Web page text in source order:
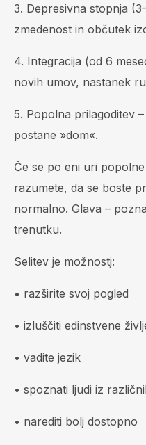
3. Depresivna stopnja
zmedenost in občutek
4. Integracija (od 6
novih umov, nastanek
5. Popolna prilagoditev
postane »dom«.
Če se po eni uri
razumete, da se boste
normalno. Glava –
trenutku.
Selitev je možnostj:
• razširite svoj pogled
• izluščiti edinstvene
• vadite jezik
• spoznati ljudi iz
• narediti bolj dostopno